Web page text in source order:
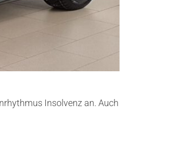
Insolvenz an. Auch